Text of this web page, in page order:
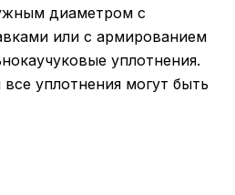
диаметром с
или с армированием
уплотнения.
уплотнения могут быть